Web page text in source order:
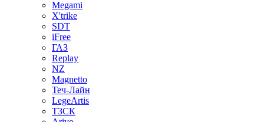
Megami
X'trike
SDT
iFree
ГАЗ
Replay
NZ
Magnetto
Теч-Лайн
LegeArtis
ТЗСК